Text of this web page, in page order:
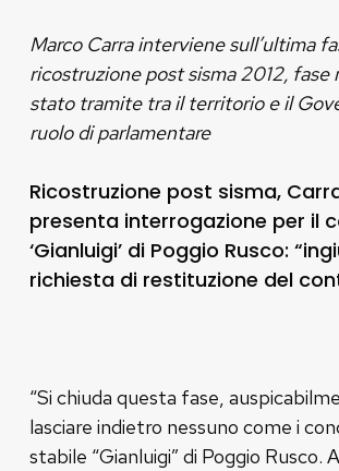
Marco Carra interviene sull’ultima
ricostruzione post sisma 2012, fase
stato tramite tra il territorio e il
ruolo di parlamentare
Ricostruzione post sisma,
presenta interrogazione per il
‘Gianluigi’ di Poggio Rusco:
richiesta di restituzione del
“Si chiuda questa fase,
lasciare indietro nessuno come i
stabile “Gianluigi” di Poggio Rusco.